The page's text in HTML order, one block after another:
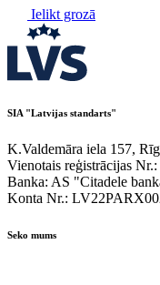
Ielikt grozā
SIA "Latvijas standarts"
K.Valdemāra iela 157,
Vienotais reģistrācijas
Banka: AS "Citadele
Konta Nr.:
Seko mums